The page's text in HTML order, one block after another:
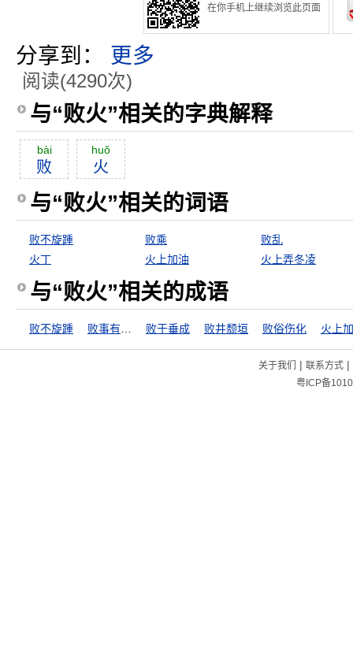
在你手机上继续浏览此页面
分享到： 更多
阅读(4290次)
与“败火”相关的字典解释
bài
败
huŏ
火
与“败火”相关的词语
败不旋踵 败乘
败乱
火丁
火上加油 火上弄冬凌
与“败火”相关的成语
败不旋踵 败于垂成 败井颓垣 败俗伤化 火上
关于我们 | 联系方式|
粤ICP备